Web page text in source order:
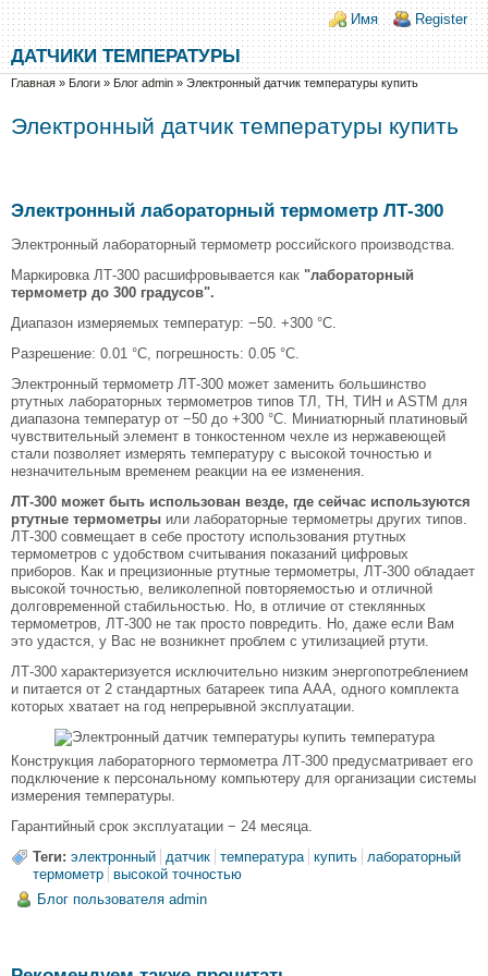
Перейти к основному содержанию
Skip to search
Login links
Имя Register
ДАТЧИКИ ТЕМПЕРАТУРЫ
Вы здесь
Главная » Блоги » Блог admin » Электронный датчик температуры купить
Электронный датчик температуры купить
Электронный лабораторный термометр ЛТ-300
Электронный лабораторный термометр российского производства.
Маркировка ЛТ-300 расшифровывается как "лабораторный
термометр до 300 градусов".
Диапазон измеряемых температур: −50. +300 °С.
Разрешение: 0.01 °С, погрешность: 0.05 °С.
Электронный термометр ЛТ-300 может заменить большинство
ртутных лабораторных термометров типов ТЛ, ТН, ТИН и ASTM для
диапазона температур от −50 до +300 °С. Миниатюрный платиновый
чувствительный элемент в тонкостенном чехле из нержавеющей
стали позволяет измерять температуру с высокой точностью и
незначительным временем реакции на ее изменения.
ЛТ-300 может быть использован везде, где сейчас используются
ртутные термометры или лабораторные термометры других типов.
ЛТ-300 совмещает в себе простоту использования ртутных
термометров с удобством считывания показаний цифровых
приборов. Как и прецизионные ртутные термометры, ЛТ-300 обладает
высокой точностью, великолепной повторяемостью и отличной
долговременной стабильностью. Но, в отличие от стеклянных
термометров, ЛТ-300 не так просто повредить. Но, даже если Вам
это удастся, у Вас не возникнет проблем с утилизацией ртути.
ЛТ-300 характеризуется исключительно низким энергопотреблением
и питается от 2 стандартных батареек типа ААА, одного комплекта
которых хватает на год непрерывной эксплуатации.
Конструкция лабораторного термометра ЛТ-300 предусматривает его
подключение к персональному компьютеру для организации системы
измерения температуры.
Гарантийный срок эксплуатации − 24 месяца.
Теги: электронный датчик температура купить лабораторный
термометр высокой точностью
Блог пользователя admin